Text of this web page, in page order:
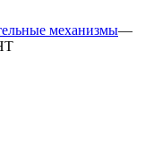
механизмы—